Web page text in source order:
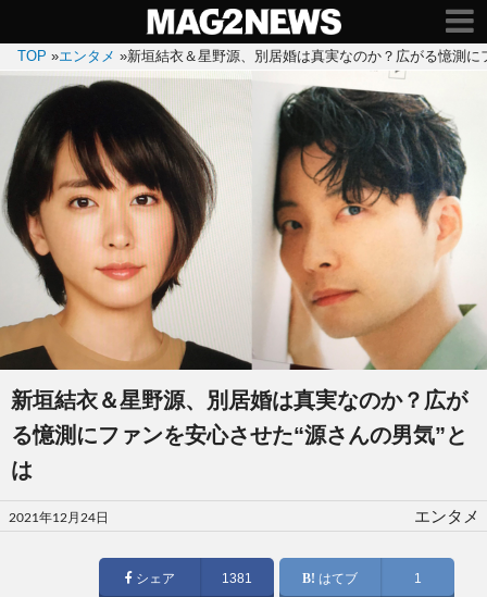
TOP »エンタメ »新垣結衣＆星野源、別居婚は真実なのか？広がる憶測に
新垣結衣＆星野源、別居婚は真実なのか？広が
る憶測にファンを安心させた“源さんの男気”と
は
投
稿
2021年12月24日 エンタメ
シェア 1381 はてブ 1